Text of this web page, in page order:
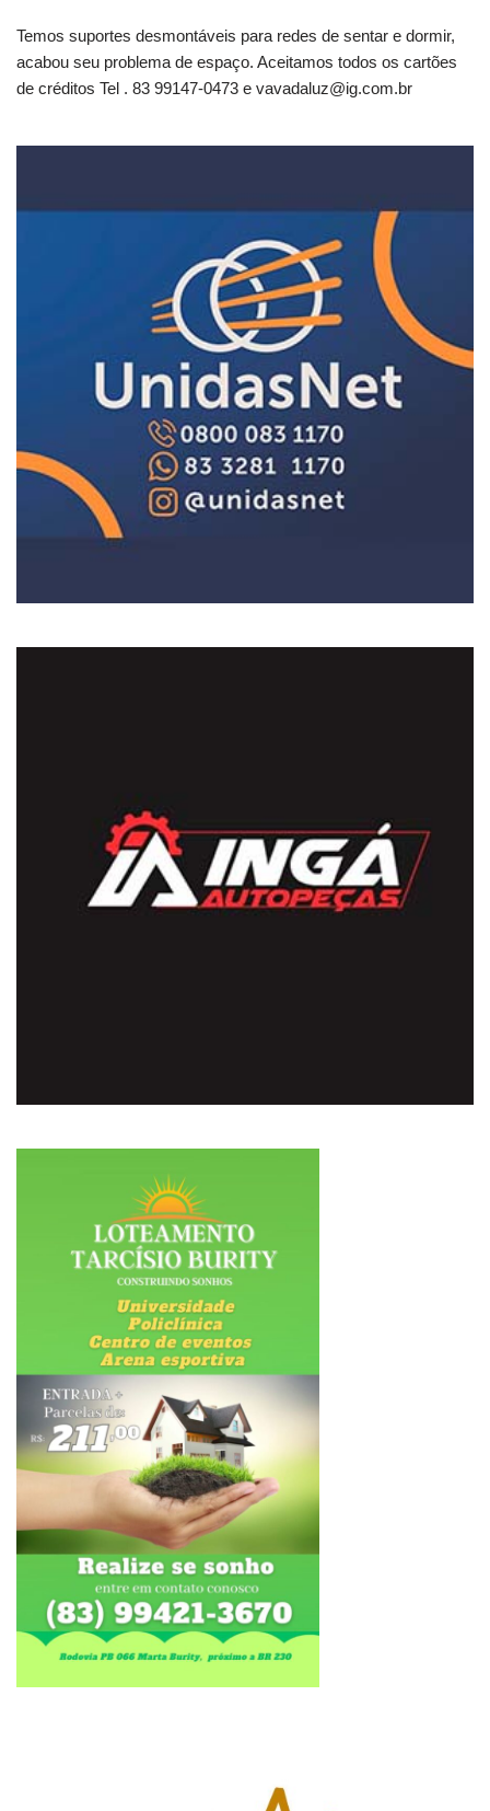
Temos suportes desmontáveis para redes de sentar e dormir,
acabou seu problema de espaço. Aceitamos todos os cartões
de créditos Tel . 83 99147-0473 e vavadaluz@ig.com.br